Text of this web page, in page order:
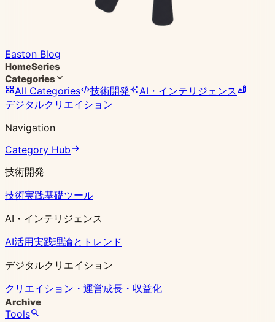
Easton Blog
HomeSeries
Categories
All Categories 技術開発
AI・インテリジェンス
デジタルクリエイション
Navigation
Category Hub
技術開発
技術実践基礎ツール
AI・インテリジェンス
AI活用実践理論とトレンド
デジタルクリエイション
クリエイション・運営成長・収益化
Archive
Tools